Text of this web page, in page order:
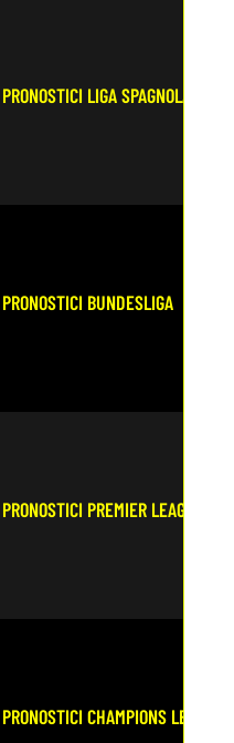
PRONOSTICI LIGA SPAGNOLA
PRONOSTICI BUNDESLIGA
PRONOSTICI PREMIER LEAGUE
PRONOSTICI CHAMPIONS LEAGUE